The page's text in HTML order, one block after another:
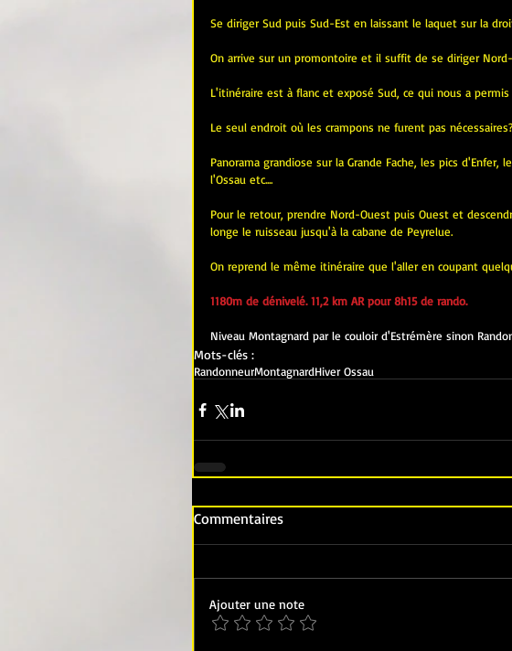
Se diriger Sud puis Sud-Est en laissant le laquet sur la
On arrive sur un promontoire et il suffit de se diriger
L'itinéraire est à flanc et exposé Sud, ce qui nous a
Le seul endroit où les crampons ne furent pas
Panorama grandiose sur la Grande Fache, les pics d'Enfer,
l'Ossau etc....
Pour le retour, prendre Nord-Ouest puis Ouest et
longe le ruisseau jusqu'à la cabane de Peyrelue.
On reprend le même itinéraire que l'aller en coupant
1180m de dénivelé. 11,2 km AR pour 8h15 de rando.
Niveau Montagnard par le couloir d'Estrémère sinon
Mots-clés :
RandonneurMontagnardHiver Ossau
Commentaires
Ajouter une note